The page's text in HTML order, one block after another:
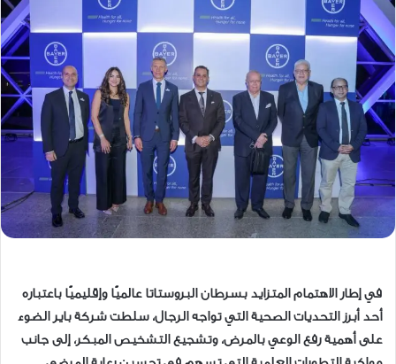
في إطار الاهتمام المتزايد بسرطان البروستاتا عالميًا وإقليميًا باعتباره
أحد أبرز التحديات الصحية التي تواجه الرجال، سلطت شركة باير الضوء
على أهمية رفع الوعي بالمرض، وتشجيع التشخيص المبكر، إلى جانب